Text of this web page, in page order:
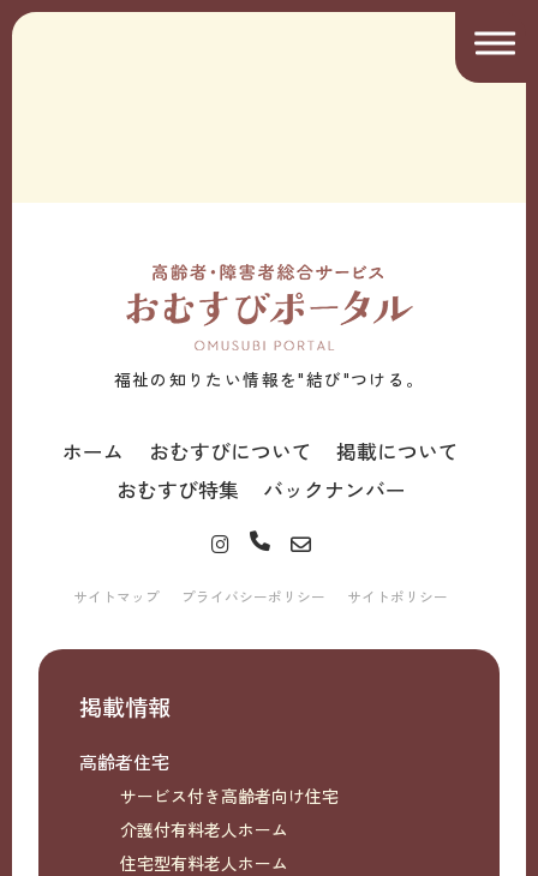
福祉の知りたい情報を"結び"つける。
ホーム おむすびについて
掲載について
おむすび特集
バックナンバー
サイトマップ プライバシーポリシー サイトポリシー
掲載情報
高齢者住宅
サービス付き高齢者向け住宅
介護付有料老人ホーム
住宅型有料老人ホーム